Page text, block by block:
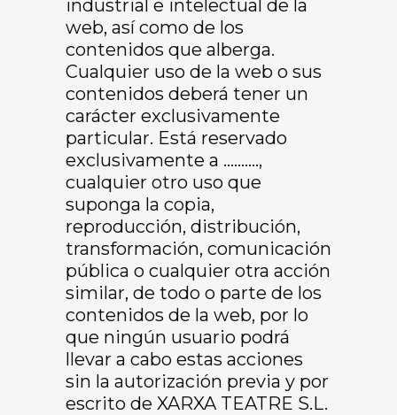
industrial e intelectual de la
web, así como de los
contenidos que alberga.
Cualquier uso de la web o sus
contenidos deberá tener un
carácter exclusivamente
particular. Está reservado
exclusivamente a ……….,
cualquier otro uso que
suponga la copia,
reproducción, distribución,
transformación, comunicación
pública o cualquier otra acción
similar, de todo o parte de los
contenidos de la web, por lo
que ningún usuario podrá
llevar a cabo estas acciones
sin la autorización previa y por
escrito de XARXA TEATRE S.L.